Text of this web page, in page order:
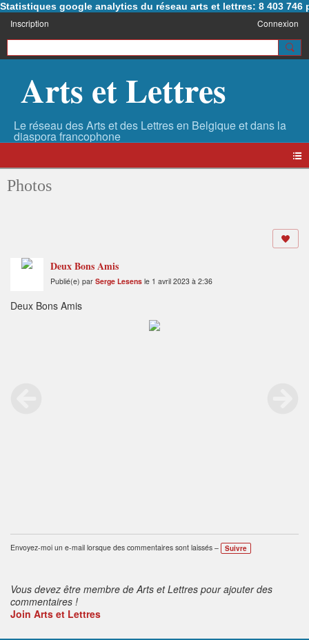
Statistiques google analytics du réseau arts et lettres: 8 403 746
Inscription Connexion
Arts et Lettres
Photos
Deux Bons Amis
Publié(e) par Serge Lesens le 1 avril 2023 à 2:36
Deux Bons Amis
Envoyez-moi un e-mail lorsque des commentaires sont laissés – Suivre
Vous devez être membre de Arts et Lettres pour ajouter des
commentaires !
Join Arts et Lettres